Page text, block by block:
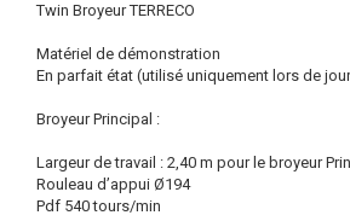
Twin Broyeur TERRECO
Matériel de démonstration
En parfait état (utilisé uniquement lors de
Broyeur Principal :
Largeur de travail : 2,40 m pour le broyeur
Rouleau d’appui Ø194
Pdf 540 tours/min